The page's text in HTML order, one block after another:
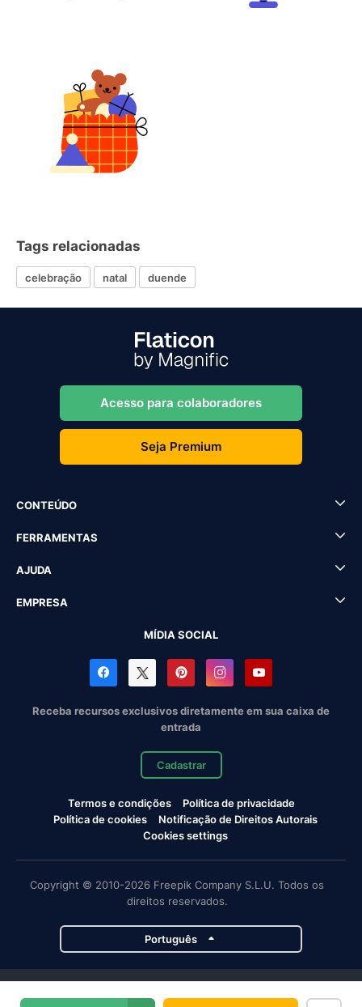
Tags relacionadas
celebração natal duende
Acesso para colaboradores
Seja Premium
CONTEÚDO
FERRAMENTAS
AJUDA
EMPRESA
MÍDIA SOCIAL
Receba recursos exclusivos diretamente em sua caixa de
entrada
Cadastrar
Termos e condições
Política de privacidade
Política de cookies
Notificação de Direitos Autorais
Cookies settings
Copyright © 2010-2026 Freepik Company S.L.U. Todos os
direitos reservados.
Português